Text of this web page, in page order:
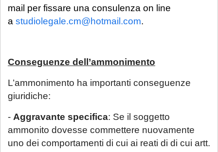
mail per fissare una consulenza on line
a studiolegale.cm@hotmail.com.
Conseguenze dell’ammonimento
L’ammonimento ha importanti conseguenze
giuridiche:
- Aggravante specifica: Se il soggetto
ammonito dovesse commettere nuovamente
uno dei comportamenti di cui ai reati di di cui artt.
a partire dal 1° settembre 2026.